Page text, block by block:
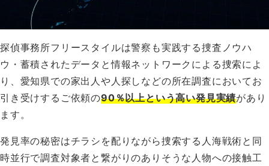
探偵事務所フリースタイルは警察も実践する捜査ノウハ
ウ・蓄積されたデータと情報ネットワークによる捜索によ
り、愛知県での家出人や人探しなどの所在調査においてお
引き受けするご依頼の90％以上という高い発見実績があり
ます。
発見率の秘密はチラシを配りながら捜索する人海戦術と同
時並行で調査対象者と繋がりのありそうな人物への接触工